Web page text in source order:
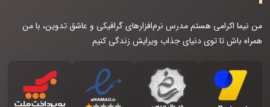
من نیما اکرامی هستم مدرس نرم‌افزارهای گرافیکی و عاشق تدوین، با من
همراه باش تا توی دنیای جذاب ویرایش زندگی کنیم